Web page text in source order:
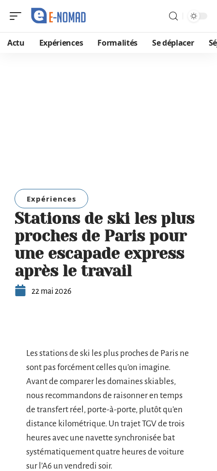
Actu Expériences Formalités Se déplacer
Expériences
Stations de ski les plus
proches de Paris pour
une escapade express
après le travail
22 mai 2026
Les stations de ski les plus proches de Paris ne
sont pas forcément celles qu’on imagine.
Avant de comparer les domaines skiables,
nous recommandons de raisonner en temps
de transfert réel, porte-à-porte, plutôt qu’en
distance kilométrique. Un trajet TGV de trois
heures avec une navette synchronisée bat
systématiquement quatre heures de voiture
sur l’A6 un vendredi soir.